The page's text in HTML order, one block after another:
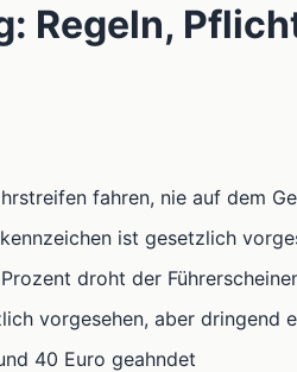
Regeln,
fahren, nie auf dem
ist gesetzlich
droht der
vorgesehen, aber dringend
40 Euro geahndet